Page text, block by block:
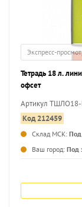
Экспресс-
Тетрадь 18 л.
офсет
Артикул
Код 212459
Склад МСК: Под
Ваш город: Под